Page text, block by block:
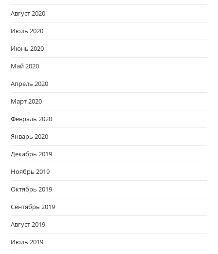
Август 2020
Июль 2020
Июнь 2020
Май 2020
Апрель 2020
Март 2020
Февраль 2020
Январь 2020
Декабрь 2019
Ноябрь 2019
Октябрь 2019
Сентябрь 2019
Август 2019
Июль 2019